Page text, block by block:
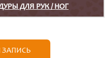
ДЛЯ РУК / НОГ